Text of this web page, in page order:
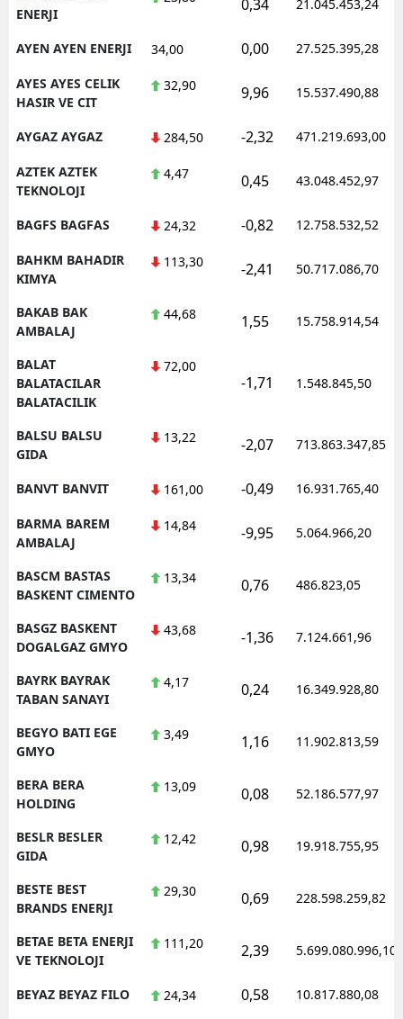
ENERJI
0,34 21.045.453,24
AYEN AYEN ENERJI 34,00 0,00 27.525.395,28
AYES AYES CELIK
HASIR VE CIT
32,90 9,96 15.537.490,88
AYGAZ AYGAZ 284,50 -2,32 471.219.693,00
AZTEK AZTEK
TEKNOLOJI
4,47 0,45 43.048.452,97
BAGFS BAGFAS 24,32 -0,82 12.758.532,52
BAHKM BAHADIR
KIMYA
113,30 -2,41 50.717.086,70
BAKAB BAK
AMBALAJ
44,68 1,55 15.758.914,54
BALAT
BALATACILAR
BALATACILIK
72,00
-1,71 1.548.845,50
BALSU BALSU
GIDA
13,22 -2,07 713.863.347,85
BANVT BANVIT 161,00 -0,49 16.931.765,40
BARMA BAREM
AMBALAJ
14,84 -9,95 5.064.966,20
BASCM BASTAS
BASKENT CIMENTO
13,34 0,76 486.823,05
BASGZ BASKENT
DOGALGAZ GMYO
43,68 -1,36 7.124.661,96
BAYRK BAYRAK
TABAN SANAYI
4,17 0,24 16.349.928,80
BEGYO BATI EGE
GMYO
3,49 1,16 11.902.813,59
BERA BERA
HOLDING
13,09 0,08 52.186.577,97
BESLR BESLER
GIDA
12,42 0,98 19.918.755,95
BESTE BEST
BRANDS ENERJI
29,30 0,69 228.598.259,82
BETAE BETA ENERJI
VE TEKNOLOJI
111,20 2,39 5.699.080.996,10
BEYAZ BEYAZ FILO 24,34 0,58 10.817.880,08